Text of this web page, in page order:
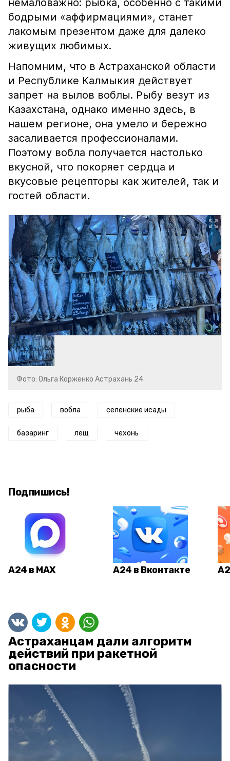
немаловажно: рыбка, особенно с такими
бодрыми «аффирмациями», станет
лакомым презентом даже для далеко
живущих любимых.
Напомним, что в Астраханской области
и Республике Калмыкия действует
запрет на вылов воблы. Рыбу везут из
Казахстана, однако именно здесь, в
нашем регионе, она умело и бережно
засаливается профессионалами.
Поэтому вобла получается настолько
вкусной, что покоряет сердца и
вкусовые рецепторы как жителей, так и
гостей области.
Фото: Ольга Корженко Астрахань 24
рыба вобла селенские исады
базаринг лещ чехонь
Подпишись!
А24 в MAX А24 в Вконтакте
Астраханцам дали алгоритм
действий при ракетной
опасности